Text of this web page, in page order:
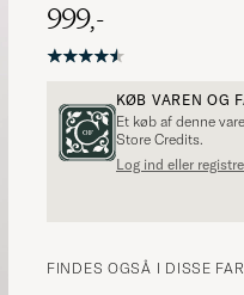
999,-
KØB VAREN OG
Et køb af denne
Store Credits.
Log ind eller
FINDES OGSÅ I DISSE